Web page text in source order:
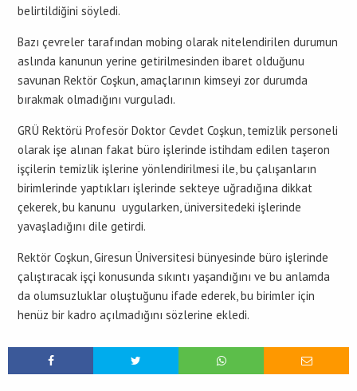
belirtildiğini söyledi.
Bazı çevreler tarafından mobing olarak nitelendirilen durumun
aslında kanunun yerine getirilmesinden ibaret olduğunu
savunan Rektör Coşkun, amaçlarının kimseyi zor durumda
bırakmak olmadığını vurguladı.
GRÜ Rektörü Profesör Doktor Cevdet Coşkun, temizlik personeli
olarak işe alınan fakat büro işlerinde istihdam edilen taşeron
işçilerin temizlik işlerine yönlendirilmesi ile, bu çalışanların
birimlerinde yaptıkları işlerinde sekteye uğradığına dikkat
çekerek, bu kanunu uygularken, üniversitedeki işlerinde
yavaşladığını dile getirdi.
Rektör Coşkun, Giresun Üniversitesi bünyesinde büro işlerinde
çalıştıracak işçi konusunda sıkıntı yaşandığını ve bu anlamda
da olumsuzluklar oluştuğunu ifade ederek, bu birimler için
henüz bir kadro açılmadığını sözlerine ekledi.